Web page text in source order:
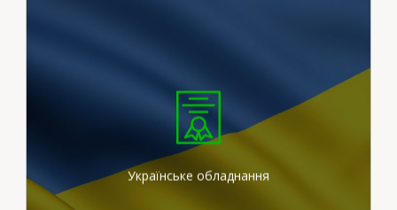
Українське обладнання
Ми працюємо на
сертифікованих
штукатурних станціях
вітчизняного виробника